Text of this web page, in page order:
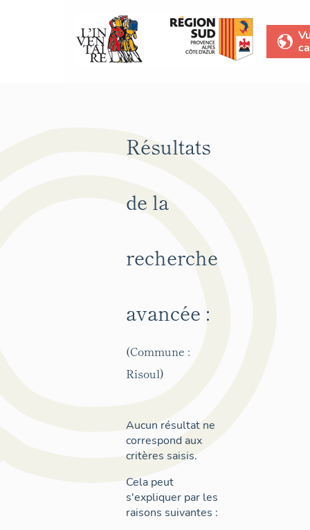
Résultats
de la
recherche
avancée :
(Commune :
Risoul)
Aucun résultat ne
correspond aux
critères saisis.
Cela peut
s'expliquer par les
raisons suivantes :